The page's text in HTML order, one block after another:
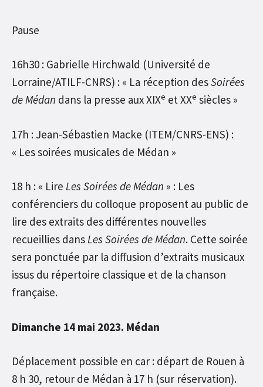
Pause
16h30 : Gabrielle Hirchwald (Université de
Lorraine/ATILF-CNRS) : « La réception desSoirées
de Médan dans la presse aux XIXe et XXe siècles »
17h : Jean-Sébastien Macke (ITEM/CNRS-ENS) :
« Les soirées musicales de Médan »
18 h : « Lire Les Soirées de Médan » : Les
conférenciers du colloque proposent au public de
lire des extraits des différentes nouvelles
recueillies dansLes Soirées de Médan. Cette soirée
sera ponctuée par la diffusion d’extraits musicaux
issus du répertoire classique et de la chanson
française.
Dimanche 14 mai 2023. Médan
Déplacement possible en car : départ de Rouen à
8 h 30, retour de Médan à 17 h (sur réservation).